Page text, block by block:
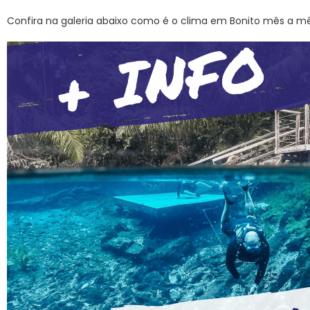
Confira na galeria abaixo como é o clima em Bonito mês a